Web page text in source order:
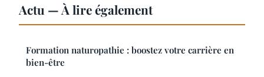
Actu — À lire également
Formation naturopathie : boostez votre carrière en
bien-être